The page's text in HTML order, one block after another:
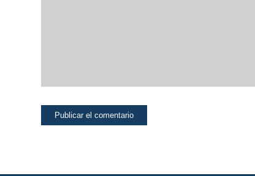
por ejemplo,
nos permiten